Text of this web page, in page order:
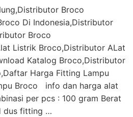
Broco
Di Indonesia,Distributor
Broco
Listrik Broco,Distributor ALat
Katalog Broco,Distributor
Harga Fitting Lampu
Broco info dan harga alat
per pcs : 100 gram Berat
dus fitting …